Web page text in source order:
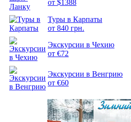
от $1388
Туры в Карпаты
от 840 грн.
Экскурсии в Чехию
от €72
Экскурсии в Венгрию
от €60